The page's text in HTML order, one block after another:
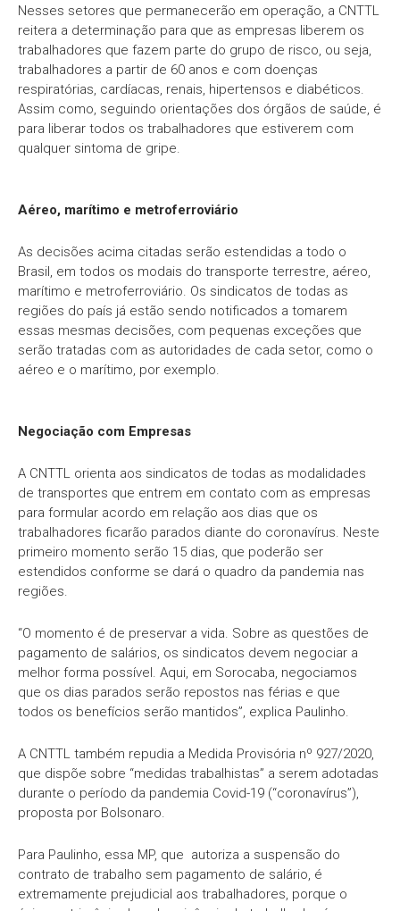
Nesses setores que permanecerão em operação, a CNTTL
reitera a determinação para que as empresas liberem os
trabalhadores que fazem parte do grupo de risco, ou seja,
trabalhadores a partir de 60 anos e com doenças
respiratórias, cardíacas, renais, hipertensos e diabéticos.
Assim como, seguindo orientações dos órgãos de saúde, é
para liberar todos os trabalhadores que estiverem com
qualquer sintoma de gripe.
Aéreo, marítimo e metroferroviário
As decisões acima citadas serão estendidas a todo o
Brasil, em todos os modais do transporte terrestre, aéreo,
marítimo e metroferroviário. Os sindicatos de todas as
regiões do país já estão sendo notificados a tomarem
essas mesmas decisões, com pequenas exceções que
serão tratadas com as autoridades de cada setor, como o
aéreo e o marítimo, por exemplo.
Negociação com Empresas
A CNTTL orienta aos sindicatos de todas as modalidades
de transportes que entrem em contato com as empresas
para formular acordo em relação aos dias que os
trabalhadores ficarão parados diante do coronavírus. Neste
primeiro momento serão 15 dias, que poderão ser
estendidos conforme se dará o quadro da pandemia nas
regiões.
“O momento é de preservar a vida. Sobre as questões de
pagamento de salários, os sindicatos devem negociar a
melhor forma possível. Aqui, em Sorocaba, negociamos
que os dias parados serão repostos nas férias e que
todos os benefícios serão mantidos”, explica Paulinho.
A CNTTL também repudia a Medida Provisória nº 927/2020,
que dispõe sobre “medidas trabalhistas” a serem adotadas
durante o período da pandemia Covid-19 (“coronavírus”),
proposta por Bolsonaro.
Para Paulinho, essa MP, que autoriza a suspensão do
contrato de trabalho sem pagamento de salário, é
extremamente prejudicial aos trabalhadores, porque o